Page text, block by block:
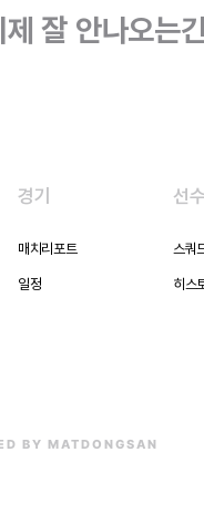
제 잘 안나오는
경기
매치리포트
일정
선
스쿼
히스
BY MATDONGSAN